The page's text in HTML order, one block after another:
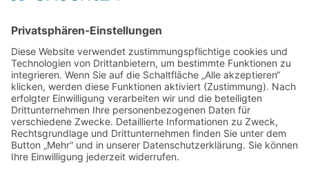
kleinen Garten kam ich gar nicht auf die Idee
viele Sträucher zu pflanzen. Stauden, Rosen,
ein paar…“Meine
lebendige
Hecke”
Gilles
Leblais
Liebe Leser! Ihr könnt euch per E-Mail
informieren lassen, wenn neue Artikel auf
Wurzerlsgarten erscheinen.Folgt dafür einfach
diesem Link und gebt dort eure E-Mailadresse